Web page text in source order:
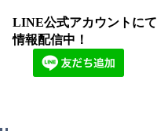
LINE公式アカウントにて
情報配信中！